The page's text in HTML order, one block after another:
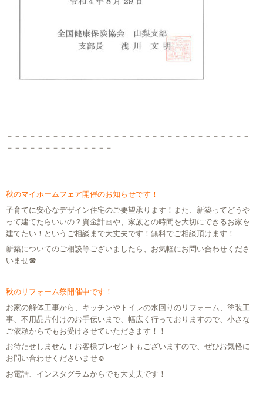
－－－－－－－－－－－－－－－－－－－－－－－－－－－－－－－－
－－－－－－－－－－－－－－
秋のマイホームフェア開催のお知らせです！
子育てに安心なデザイン住宅のご要望承ります！また、新築ってどうや
って建てたらいいの？資金計画や、家族との時間を大切にできるお家を
建てたい！というご相談まで大丈夫です！無料でご相談頂けます！
新築についてのご相談等ございましたら、お気軽にお問い合わせくださ
いませ☎
秋のリフォーム祭開催中です！
お家の解体工事から、キッチンやトイレの水回りのリフォーム、塗装工
事、不用品片付けのお手伝いまで、幅広く行っておりますので、小さな
ご依頼からでもお受けさせていただきます！！
お待たせしません！お客様プレゼントもございますので、ぜひお気軽に
お問い合わせくださいませ☺
お電話、インスタグラムからでも大丈夫です！